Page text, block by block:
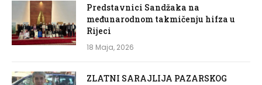
Predstavnici Sandžaka na
međunarodnom takmičenju hifza u
Rijeci
18 Maja, 2026
ZLATNI SARAJLIJA PAZARSKOG